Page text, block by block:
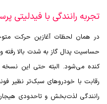
تجربه رانندگی با فیدلیتی پرستیژ 7
در همان لحظات آغازین حرکت
حساسیت پدال گاز به شدت بالا رفته
کنده می‌شود. البته حتی این نسخه
رقابت با خودروهای سبک‌تر نظیر
رانندگی لذت‌بخش و تاحدودی